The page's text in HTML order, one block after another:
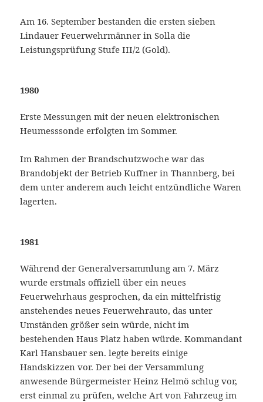
Am 16. September bestanden die ersten sieben
Lindauer Feuerwehrmänner in Solla die
Leistungsprüfung Stufe III/2 (Gold).
1980
Erste Messungen mit der neuen elektronischen
Heumesssonde erfolgten im Sommer.
Im Rahmen der Brandschutzwoche war das
Brandobjekt der Betrieb Kuffner in Thannberg, bei
dem unter anderem auch leicht entzündliche Waren
lagerten.
1981
Während der Generalversammlung am 7. März
wurde erstmals offiziell über ein neues
Feuerwehrhaus gesprochen, da ein mittelfristig
anstehendes neues Feuerwehrauto, das unter
Umständen größer sein würde, nicht im
bestehenden Haus Platz haben würde. Kommandant
Karl Hansbauer sen. legte bereits einige
Handskizzen vor. Der bei der Versammlung
anwesende Bürgermeister Heinz Helmö schlug vor,
erst einmal zu prüfen, welche Art von Fahrzeug im